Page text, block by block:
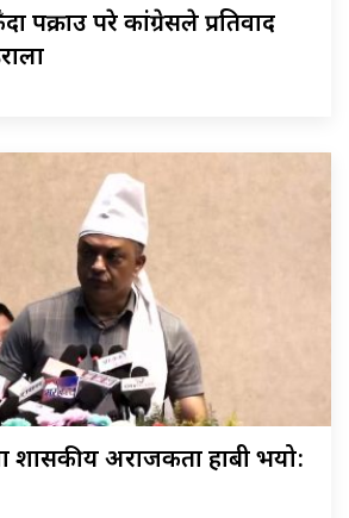
पक्राउ परे कांग्रेसले प्रतिवाद
शासकीय अराजकता हाबी भयो: